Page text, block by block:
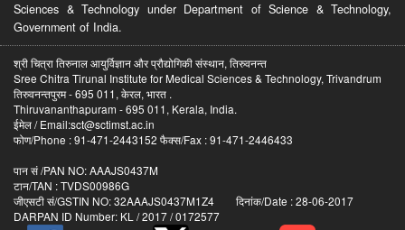
Sciences & Technology under Department of Science & Technology,
Government of India.
श्री चित्रा तिरुनाल आयुर्विज्ञान और प्रौद्योगिकी संस्थान, तिरुवनन्त
Sree Chitra Tirunal Institute for Medical Sciences & Technology, Trivandrum
तिरुवनन्तपुरम - 695 011, केरल, भारत .
Thiruvananthapuram - 695 011, Kerala, India.
ईमेल / Email:sct@sctimst.ac.in
फोण/Phone : 91-471-2443152 फैक्स/Fax : 91-471-2446433
पान सं /PAN NO: AAAJS0437M
टान/TAN : TVDS00986G
जीएसटी सं/GSTIN NO: 32AAAJS0437M1Z4 दिनांक/Date : 28-06-2017
DARPAN ID Number: KL / 2017 / 0172577